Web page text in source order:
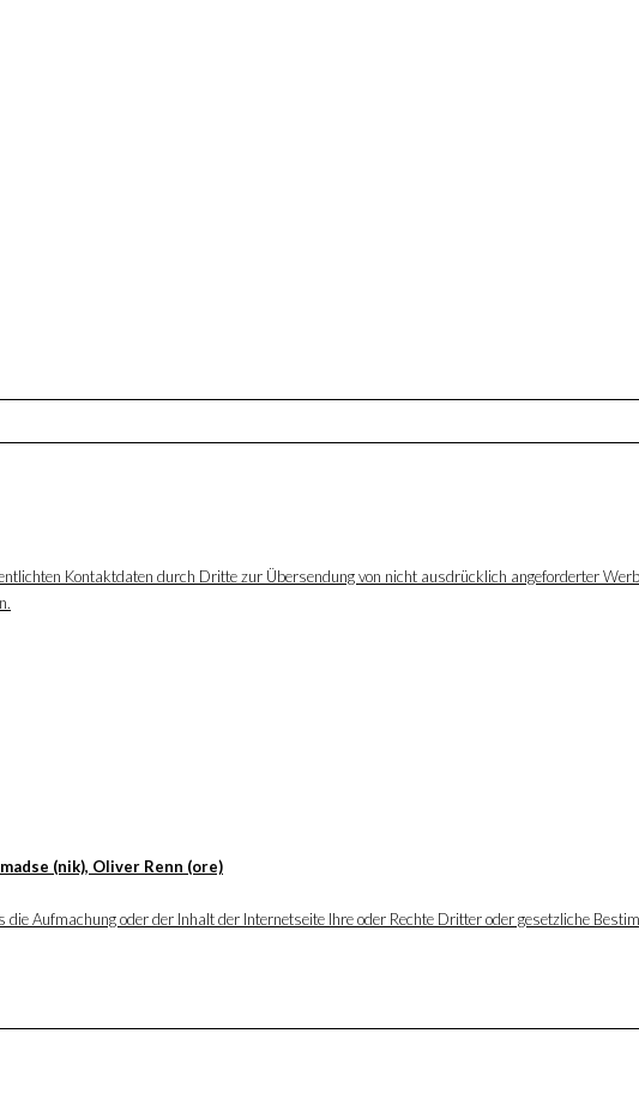
Kontaktdaten durch Dritte zur Übersendung von nicht ausdrücklich angeforderter
(nik), Oliver Renn (ore)
Aufmachung oder der Inhalt der Internetseite Ihre oder Rechte Dritter oder gesetzliche